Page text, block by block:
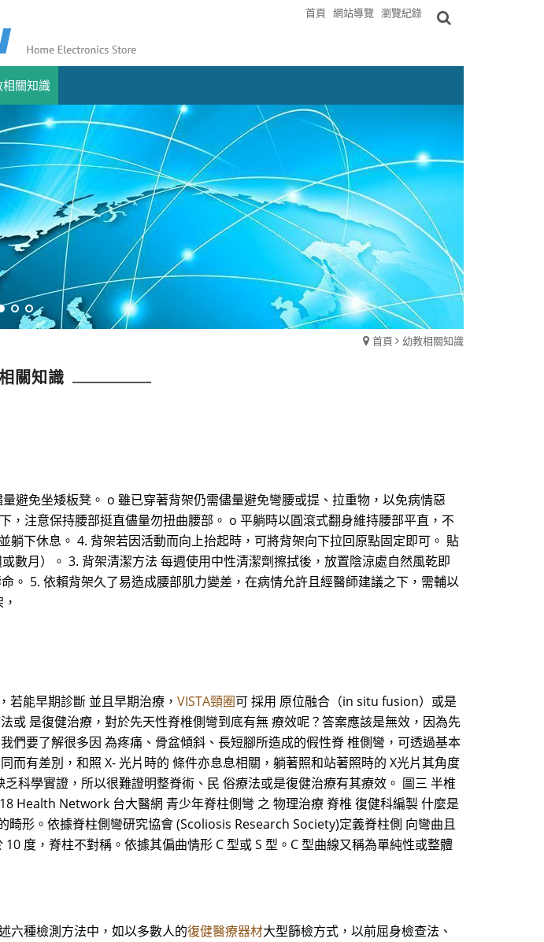
首頁 網站導覽 瀏覽紀錄
相關知識
首頁 幼教相關知識
關知識
避免坐矮板凳。 o 雖已穿著背架仍需儘量避免彎腰或提、拉重物，以免病情惡
注意保持腰部挺直儘量勿扭曲腰部。 o 平躺時以圓滾式翻身維持腰部平直，不
躺下休息。 4. 背架若因活動而向上抬起時，可將背架向下拉回原點固定即可。 貼
數月）。 3. 背架清潔方法 每週使用中性清潔劑擦拭後，放置陰涼處自然風乾即
。 5. 依賴背架久了易造成腰部肌力變差，在病情允許且經醫師建議之下，需輔以
若能早期診斷 並且早期治療， VISTA頸圈可 採用 原位融合（in situ fusion）或是
是復健治療，對於先天性脊椎側彎到底有無 療效呢？答案應該是無效，因為先
要了解很多因 為疼痛、骨盆傾斜、長短腳所造成的假性脊 椎側彎，可透過基本
有差別，和照 X- 光片時的 條件亦息息相關，躺著照和站著照時的 X光片其角度
科學實證，所以很難證明整脊術、民 俗療法或是復健治療有其療效。 圖三 半椎
Network 台大醫網 青少年脊柱側彎 之 物理治療 脊椎 復健科編製 什麼是
形。依據脊柱側彎研究協會 (Scoliosis Research Society)定義脊柱側 向彎曲且
度，脊柱不對稱。依據其偏曲情形 C 型或 S 型。C 型曲線又稱為單純性或整體
六種檢測方法中，如以多數人的復健醫療器材大型篩檢方式，以前屈身檢查法、